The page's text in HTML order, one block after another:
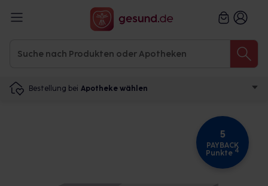
Bestellung bei Apotheke wählen
5
PAYBACK
Punkte 4